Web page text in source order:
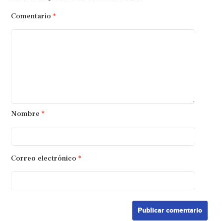
Comentario *
Nombre *
Correo electrónico *